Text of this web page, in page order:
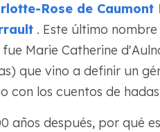
Rose de Caumont
. Este último nombre
Marie Catherine
que vino a definir un
con los cuentos de
años después, por qué